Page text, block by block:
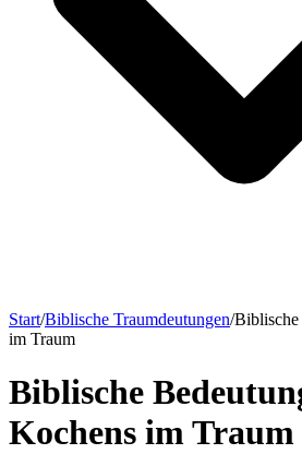
Start/Biblische Traumdeutungen/Biblische
im Traum
Biblische
Kochens im Traum